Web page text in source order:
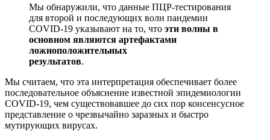
Мы обнаружили, что данные ПЦР-тестирования
для второй и последующих волн пандемии
COVID-19 указывают на то, что эти волны в
основном являются артефактами
ложноположительных
результатов.
Мы считаем, что эта интерпретация обеспечивает более
последовательное объяснение известной эпидемиологии
COVID-19, чем существовавшее до сих пор консенсусное
представление о чрезвычайно заразных и быстро
мутирующих вирусах.